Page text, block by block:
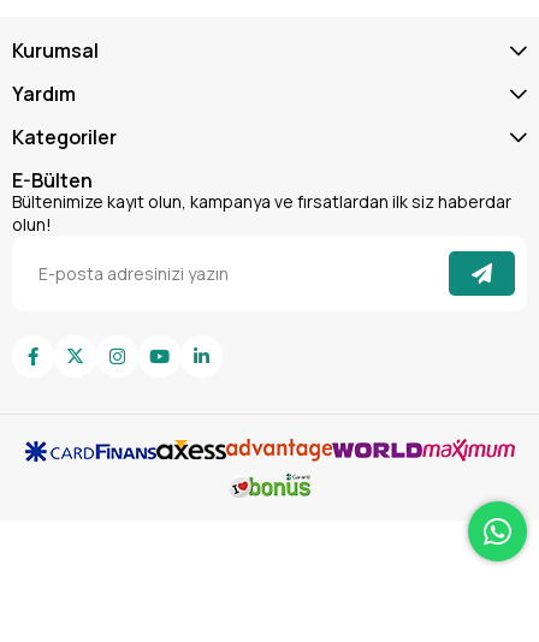
Kurumsal
Yardım
Kategoriler
E-Bülten
Bültenimize kayıt olun, kampanya ve fırsatlardan ilk siz haberdar
olun!